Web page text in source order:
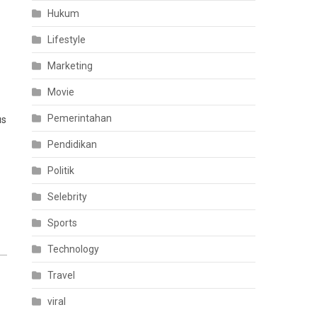
Hukum
Lifestyle
Marketing
Movie
Pemerintahan
Pendidikan
Politik
Selebrity
Sports
Technology
Travel
viral